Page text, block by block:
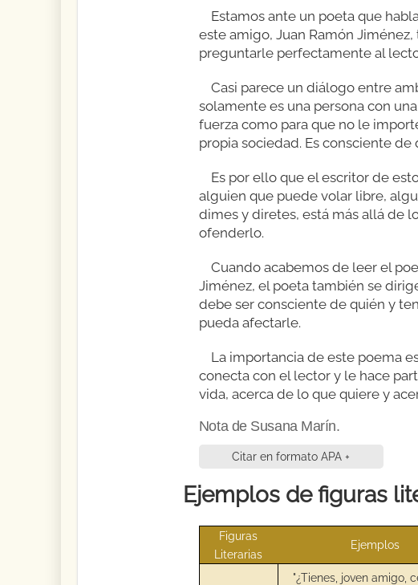
Estamos ante un poeta que
este amigo, Juan Ramón
preguntarle perfectamente al
Casi parece un diálogo entre
solamente es una persona con
fuerza como para que no le
propia sociedad. Es consciente de
Es por ello que el escritor de
alguien que puede volar libre,
dimes y diretes, está más allá de
ofenderlo.
Cuando acabemos de leer el
Jiménez, el poeta también se
debe ser consciente de quién y
pueda afectarle.
La importancia de este poema
conecta con el lector y le hace
vida, acerca de lo que quiere y
Nota de Susana Marín.
Citar en formato APA +
Ejemplos de figuras
Figuras
Literarias
Ejemplos
"¿Tienes, joven amigo,